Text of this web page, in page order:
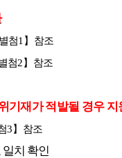
별첨1 】 참조
첨2 】 참조
기재가 적발될 경우 지
3 】 참조
일치 확인